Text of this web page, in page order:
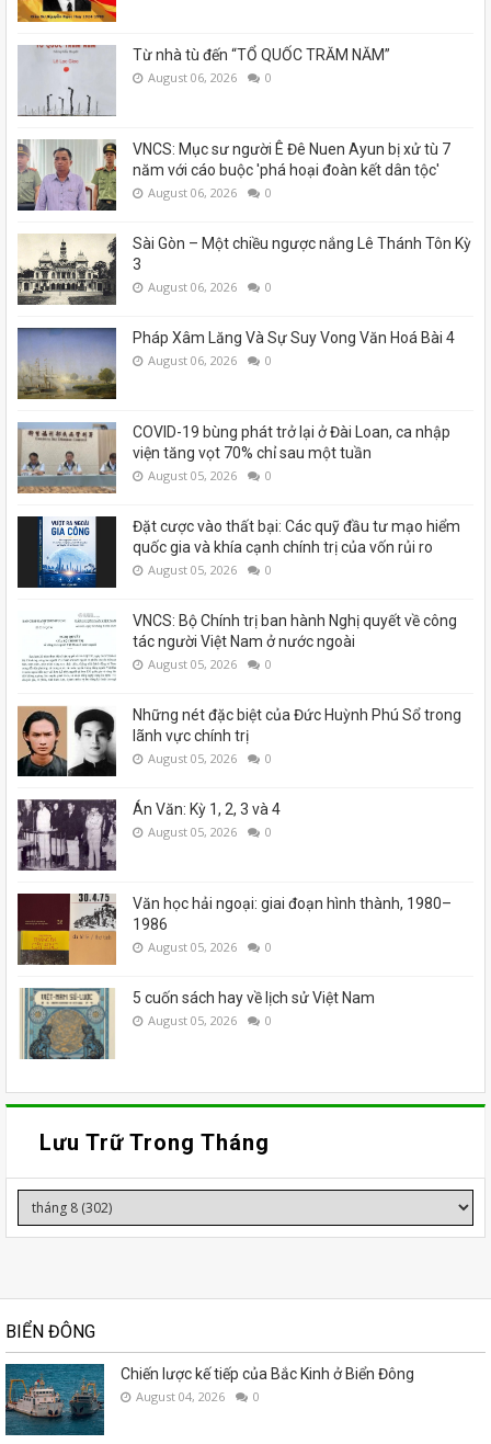
Từ nhà tù đến “TỔ QUỐC TRĂM NĂM”
August 06, 2026 0
VNCS: Mục sư người Ê Đê Nuen Ayun bị xử tù 7
năm với cáo buộc 'phá hoại đoàn kết dân tộc'
August 06, 2026 0
Sài Gòn – Một chiều ngược nắng Lê Thánh Tôn Kỳ
3
August 06, 2026 0
Pháp Xâm Lăng Và Sự Suy Vong Văn Hoá Bài 4
August 06, 2026 0
COVID-19 bùng phát trở lại ở Đài Loan, ca nhập
viện tăng vọt 70% chỉ sau một tuần
August 05, 2026 0
Đặt cược vào thất bại: Các quỹ đầu tư mạo hiểm
quốc gia và khía cạnh chính trị của vốn rủi ro
August 05, 2026 0
VNCS: Bộ Chính trị ban hành Nghị quyết về công
tác người Việt Nam ở nước ngoài
August 05, 2026 0
Những nét đặc biệt của Đức Huỳnh Phú Sổ trong
lãnh vực chính trị
August 05, 2026 0
Án Văn: Kỳ 1, 2, 3 và 4
August 05, 2026 0
Văn học hải ngoại: giai đoạn hình thành, 1980–
1986
August 05, 2026 0
5 cuốn sách hay về lịch sử Việt Nam
August 05, 2026 0
Lưu Trữ Trong Tháng
BIỂN ĐÔNG
Chiến lược kế tiếp của Bắc Kinh ở Biển Đông
August 04, 2026 0